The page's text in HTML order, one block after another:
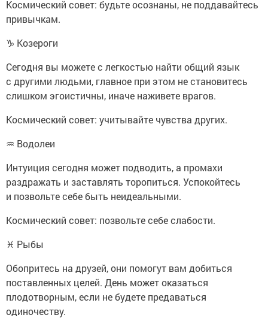
Космический совет: будьте осознаны, не поддавайтесь
привычкам.
♑ Козероги
Сегодня вы можете с легкостью найти общий язык
с другими людьми, главное при этом не становитесь
слишком эгоистичны, иначе наживете врагов.
Космический совет: учитывайте чувства других.
♒ Водолеи
Интуиция сегодня может подводить, а промахи
раздражать и заставлять торопиться. Успокойтесь
и позвольте себе быть неидеальными.
Космический совет: позвольте себе слабости.
♓ Рыбы
Обопритесь на друзей, они помогут вам добиться
поставленных целей. День может оказаться
плодотворным, если не будете предаваться
одиночеству.